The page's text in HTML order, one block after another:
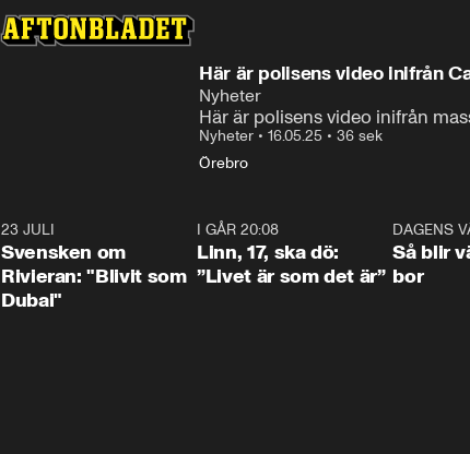
Här är polisens video inifrån
Nyheter
Här är polisens video inifrån
Nyheter • 16.05.25 • 36 sek
Örebro
23 JULI
Svensken om
Rivieran: "Blivit som
Dubai"
I GÅR 20:08
Linn, 17, ska dö:
”Livet är som det är”
DAGENS
Så blir
bor